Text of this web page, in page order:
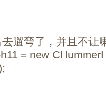
遛弯了，并且不让
= new